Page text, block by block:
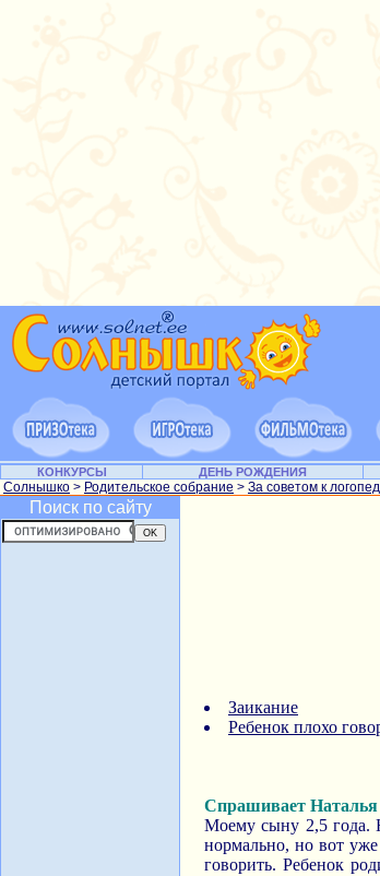
КОНКУРСЫ ДЕНЬ РОЖДЕНИЯ
Солнышко > Родительское собрание > За советом к
Поиск по сайту
Заикание
Ребенок плохо
Спрашивает Наталья
Моему сыну 2,5 года.
нормально, но вот уже
говорить. Ребенок